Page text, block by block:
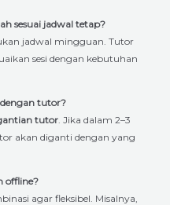
sesuai jadwal tetap?
jadwal mingguan. Tutor
sesi dengan kebutuhan
tutor?
tutor . Jika dalam 2–3
akan diganti dengan yang
offline?
agar fleksibel. Misalnya,